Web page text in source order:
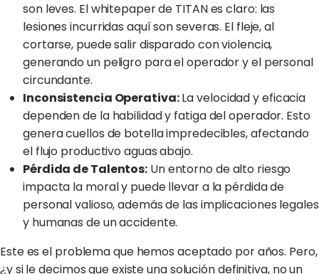
son leves. El whitepaper de TITAN es claro: las
lesiones incurridas aquí son severas. El fleje, al
cortarse, puede salir disparado con violencia,
generando un peligro para el operador y el personal
circundante.
Inconsistencia Operativa:La velocidad y eficacia
dependen de la habilidad y fatiga del operador. Esto
genera cuellos de botella impredecibles, afectando
el flujo productivo aguas abajo.
Pérdida de Talentos: Un entorno de alto riesgo
impacta la moral y puede llevar a la pérdida de
personal valioso, además de las implicaciones legales
y humanas de un accidente.
Este es el problema que hemos aceptado por años. Pero,
¿y si le decimos que existe una solución definitiva, no un